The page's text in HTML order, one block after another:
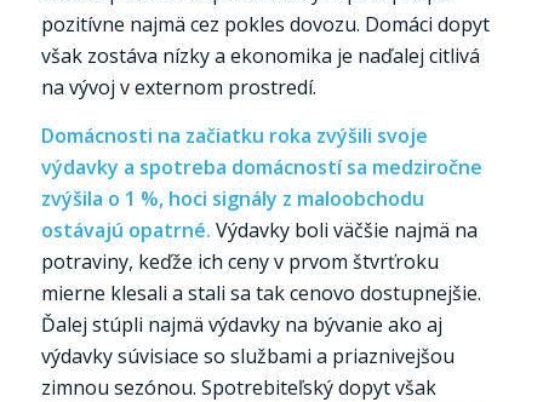
pozitívne najmä cez pokles dovozu. Domáci dopyt
však zostáva nízky a ekonomika je naďalej citlivá
na vývoj v externom prostredí.
Domácnosti na začiatku roka zvýšili svoje
výdavky a spotreba domácností sa medziročne
zvýšila o 1 %, hoci signály z maloobchodu
ostávajú opatrné. Výdavky boli väčšie najmä na
potraviny, keďže ich ceny v prvom štvrťroku
mierne klesali a stali sa tak cenovo dostupnejšie.
Ďalej stúpli najmä výdavky na bývanie ako aj
výdavky súvisiace so službami a priaznivejšou
zimnou sezónou. Spotrebiteľský dopyt však